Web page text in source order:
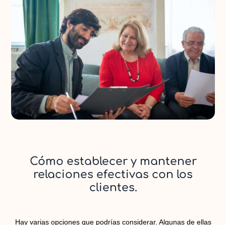
Cómo establecer y mantener
relaciones efectivas con los
clientes.
Hay varias opciones que podrías considerar. Algunas de ellas